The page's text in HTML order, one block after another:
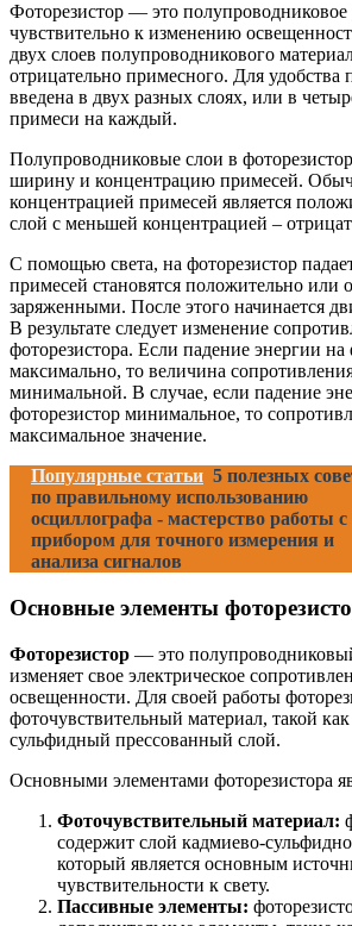
Фоторезистор — это полупроводниковое
чувствительно к изменению
двух слоев полупроводникового
отрицательно примесного. Для удобства
введена в двух разных слоях, или в
примеси на каждый.
Полупроводниковые слои в
ширину и концентрацию примесей.
концентрацией примесей является
слой с меньшей концентрацией –
С помощью света, на фоторезистор
примесей становятся положительно или
заряженными. После этого начинается
В результате следует изменение
фоторезистора. Если падение энергии на
максимально, то величина
минимальной. В случае, если падение
фоторезистор минимальное, то
максимальное значение.
Популярные статьи 5 полезных
по правильному использованию
осциллографа - мастерство работы с
прибором для точного измерения и
анализа сигналов
Основные элементы
Фоторезистор — это
изменяет свое электрическое
освещенности. Для своей работы
фоточувствительный материал, такой
сульфидный прессованный слой.
Основными элементами фоторезистора
Фоточувствительный материал:
содержит слой кадмиево-
который является основным
чувствительности к свету.
Пассивные элементы: